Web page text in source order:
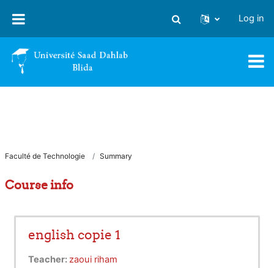
Toggle search input
Log in
Faculté de Technologie Summary
Course info
english copie 1
Teacher: zaoui riham